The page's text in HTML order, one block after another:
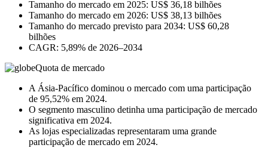
Tamanho do mercado em 2025: US$ 36,18 bilhões
Tamanho do mercado em 2026: US$ 38,13 bilhões
Tamanho do mercado previsto para 2034: US$ 60,28
bilhões
CAGR: 5,89% de 2026–2034
Quota de mercado
A Ásia-Pacífico dominou o mercado com uma participação
de 95,52% em 2024.
O segmento masculino detinha uma participação de mercado
significativa em 2024.
As lojas especializadas representaram uma grande
participação de mercado em 2024.